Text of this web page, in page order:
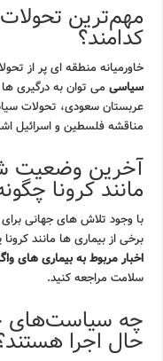
مهم‌ترین
کدامند؟
خاورمیانه منطقه ای پر از
سیاسی می توان به درگیری
عربستان سعودی، تحولات
مناقشه فلسطین و اسرائیل
آخرین وضعیت
مانند کرونا
با وجود تلاش های جهانی
برخی از بیماری ها مانند
اخبار مربوط به بیماری های
سلامت مراجعه کنید.
چه سیاست‌های
حال اجرا